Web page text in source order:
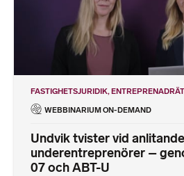
FASTIGHETSJURIDIK
WEBBINARIUM ON-DEMAND
Undvik tvister vid
underentreprenörer –
07 och ABT-U